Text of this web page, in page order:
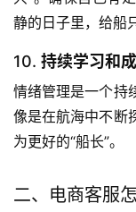
静的日子里，给船
10. 持续学习和
情绪管理是一个持
像是在航海中不断
为更好的“船长”。
二、电商客服